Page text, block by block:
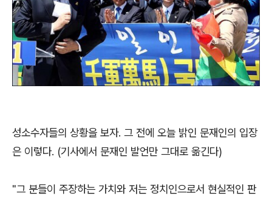
성소수자들의 상황을 보자. 그 전에 오늘 밝인 문재인의 입장
은 이렇다. (기사에서 문재인 발언만 그대로 옮긴다)
"그 분들이 주장하는 가치와 저는 정치인으로서 현실적인 판